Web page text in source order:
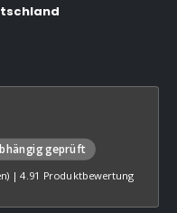
geprüft
|4.91 Produktbewertung